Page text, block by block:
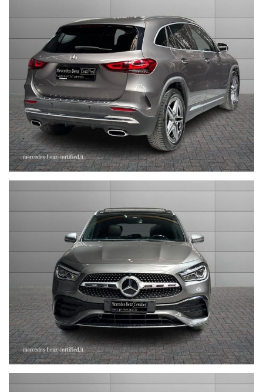
--------------------------------------------------------------------------
Stefauto S.p.a. declina ogni responsabilità per eventuali non
conformità relative ad equipaggiamento, omologazioni anti
inquinamento, accessori, ecc. pubblicate nei diversi portali.
Dette informazioni che non rappresentano in alcun modo un
impegno contrattuale in quanto non ci è possibile intervenire su
eventuali errori di stampa.